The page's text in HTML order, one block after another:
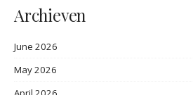
Archieven
June 2026
May 2026